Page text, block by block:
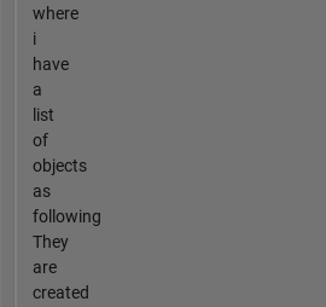
where
i
have
a
list
of
objects
as
following
They
are
created